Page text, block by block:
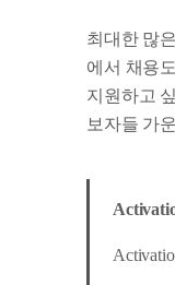
최대한 많
에서 채용
지원하고
보자들 가